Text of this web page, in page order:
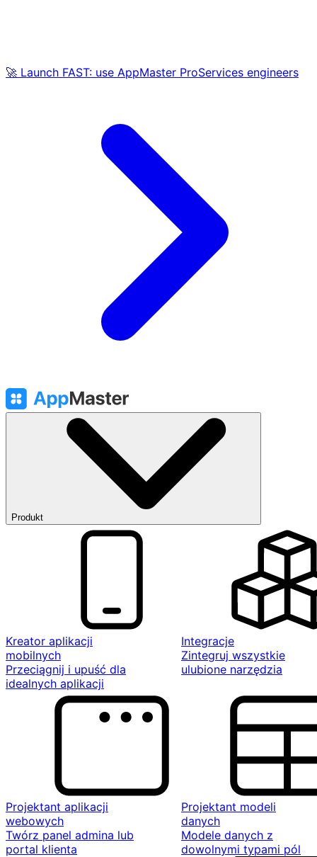
🚀 Launch FAST: use AppMaster ProServices engineers
Produkt
Kreator aplikacji
mobilnych
Przeciągnij i upuść dla
idealnych aplikacji
Integracje
Zintegruj wszystkie
ulubione narzędzia
Projektant aplikacji
webowych
Twórz panel admina lub
portal klienta
Projektant modeli
danych
Modele danych z
dowolnymi typami pól